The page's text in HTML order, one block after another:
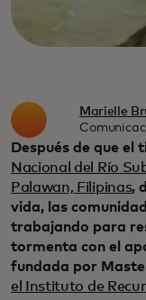
Marielle
Después de que
Nacional del Río
Palawan, Filipinas,
vida, las
trabajando para
tormenta con el
fundada por
el Instituto de